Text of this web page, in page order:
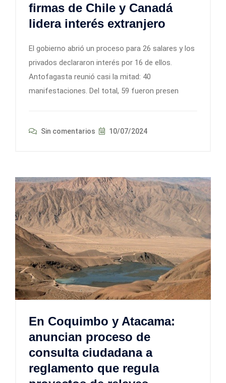
firmas de Chile y Canadá
lidera interés extranjero
El gobierno abrió un proceso para 26 salares y los
privados declararon interés por 16 de ellos.
Antofagasta reunió casi la mitad: 40
manifestaciones. Del total, 59 fueron presen
Sin comentarios 10/07/2024
En Coquimbo y Atacama:
anuncian proceso de
consulta ciudadana a
reglamento que regula